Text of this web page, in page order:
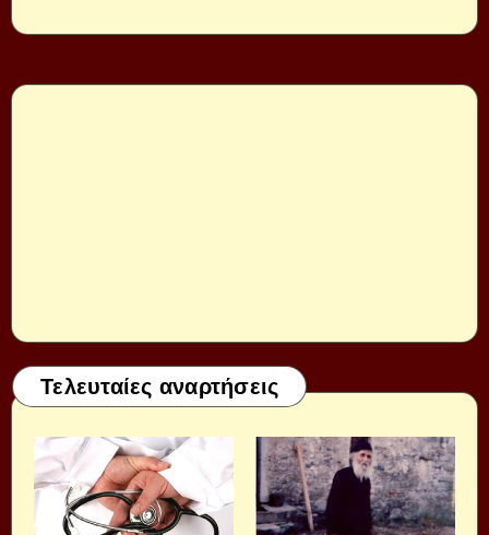
Τελευταίες αναρτήσεις